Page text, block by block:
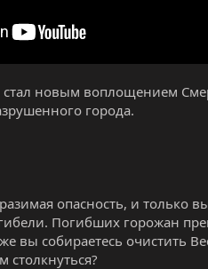
стал новым воплощением
города.
опасность, и только
Погибших горожан
вы собираетесь очистить
столкнуться?